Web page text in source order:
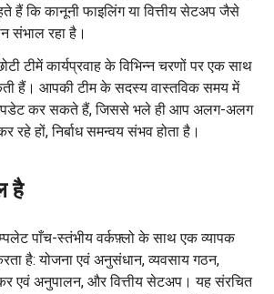
हैं कि कानूनी फाइलिंग या वित्तीय सेटअप जैसे
संभाल रहा है।
टीमें कार्यप्रवाह के विभिन्न चरणों पर एक साथ
हैं। आपकी टीम के सदस्य वास्तविक समय में
कर सकते हैं, जिससे भले ही आप अलग-अलग
रहे हों, निर्बाध समन्वय संभव होता है।
है
पाँच-स्तंभीय वर्कफ़्लो के साथ एक व्यापक
है: योजना एवं अनुसंधान, व्यवसाय गठन,
एवं अनुपालन, और वित्तीय सेटअप। यह संरचित